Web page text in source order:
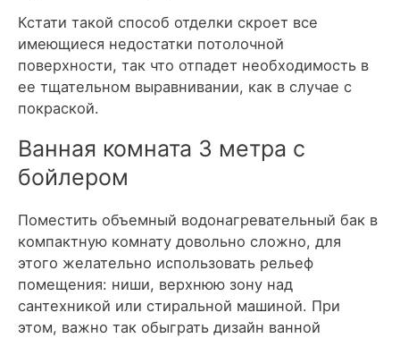
Кстати такой способ отделки скроет все
имеющиеся недостатки потолочной
поверхности, так что отпадет необходимость в
ее тщательном выравнивании, как в случае с
покраской.
Ванная комната 3 метра с
бойлером
Поместить объемный водонагревательный бак в
компактную комнату довольно сложно, для
этого желательно использовать рельеф
помещения: ниши, верхнюю зону над
сантехникой или стиральной машиной. При
этом, важно так обыграть дизайн ванной